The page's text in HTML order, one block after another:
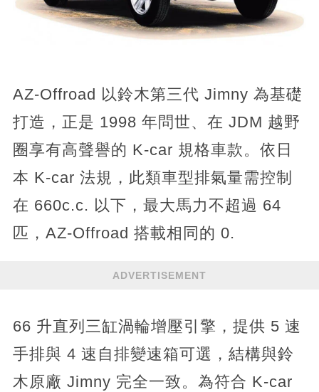
AZ-Offroad 以鈴木第三代 Jimny 為基礎
打造，正是 1998 年問世、在 JDM 越野
圈享有高聲譽的 K-car 規格車款。依日
本 K-car 法規，此類車型排氣量需控制
在 660c.c. 以下，最大馬力不超過 64
匹，AZ-Offroad 搭載相同的 0.
ADVERTISEMENT
66 升直列三缸渦輪增壓引擎，提供 5 速
手排與 4 速自排變速箱可選，結構與鈴
木原廠 Jimny 完全一致。為符合 K-car